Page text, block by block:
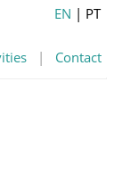
| Contact
EN | PT